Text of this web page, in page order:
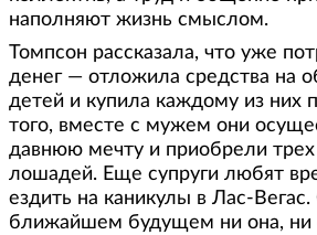
наполняют жизнь смыслом.
Томпсон рассказала, что уже
денег — отложила средства на
детей и купила каждому из них
того, вместе с мужем они
давнюю мечту и приобрели трех
лошадей. Еще супруги любят
ездить на каникулы в Лас-
ближайшем будущем ни она,